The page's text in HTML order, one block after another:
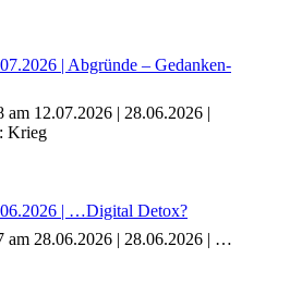
von Jürgen Linde und Dietmar
Kunstführer und Flugschwein
| Abgründe – Gedanken-
12.07.2026 | 28.06.2026 |
Krieg
| …Digital Detox?
am 28.06.2026 | 28.06.2026 | …